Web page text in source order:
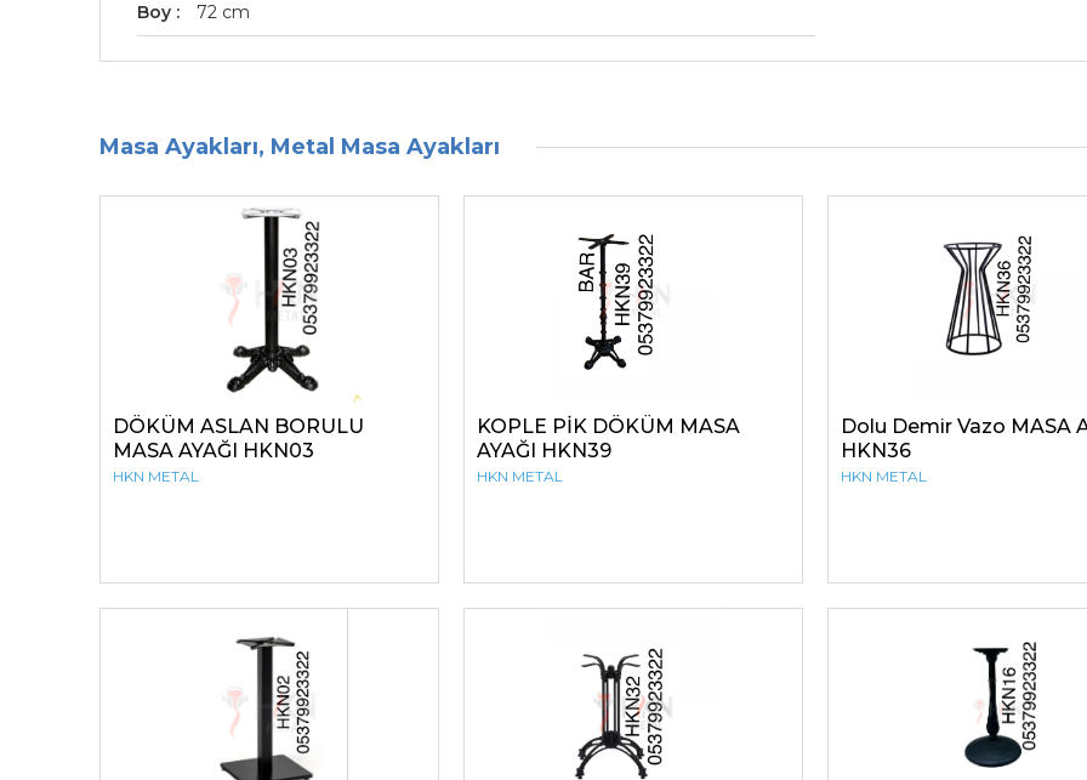
Boy 72 cm
Masa Ayakları, Metal Masa Ayakları
DÖKÜM ASLAN BORULU
MASA AYAĞI HKN03
HKN METAL
KOPLE PİK DÖKÜM MASA
AYAĞI HKN39
HKN METAL
Dolu Demir Vazo MASA
HKN36
HKN METAL